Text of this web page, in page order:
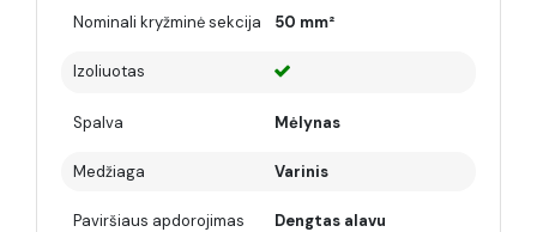
Nominali kryžminė sekcija 50 mm²
Izoliuotas
Spalva Mėlynas
Medžiaga Varinis
Paviršiaus apdorojimas Dengtas alavu